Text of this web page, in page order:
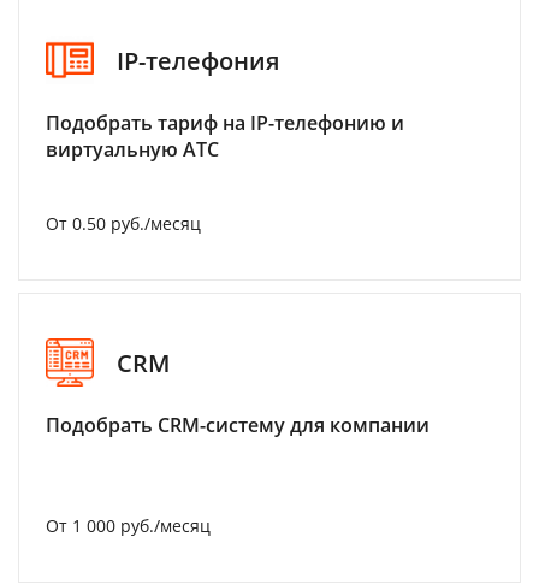
IP-телефония
Подобрать тариф на IP-телефонию и
виртуальную АТС
От 0.50 руб./месяц
CRM
Подобрать CRM-систему для компании
От 1 000 руб./месяц